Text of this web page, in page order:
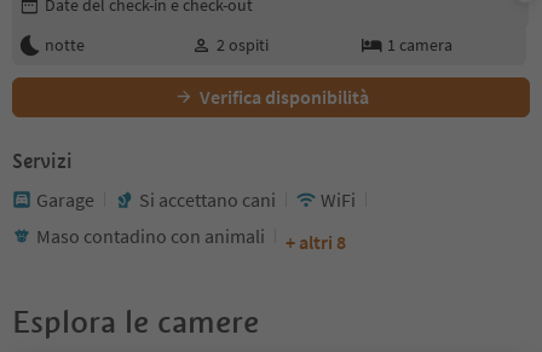
notte
2 ospiti 1 camera
Verifica disponibilità
Servizi
Garage Si accettano cani
WiFi
Maso contadino con animali
+ altri 8
Esplora le camere